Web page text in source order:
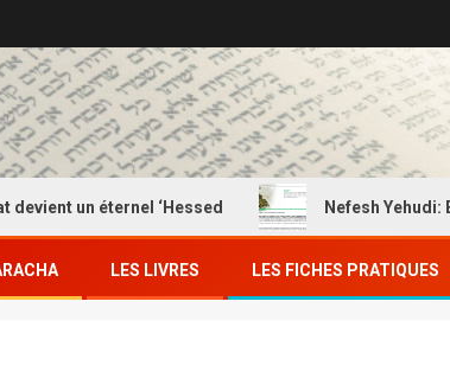
un éternel ‘Hessed Nefesh Yehudi: EKEV
LES LIVRES LES FICHES PRATIQUES